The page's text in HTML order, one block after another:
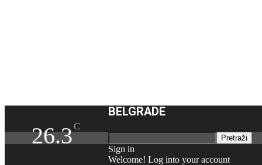
26.3C
BELGRADE
Sign in
Welcome! Log into your account